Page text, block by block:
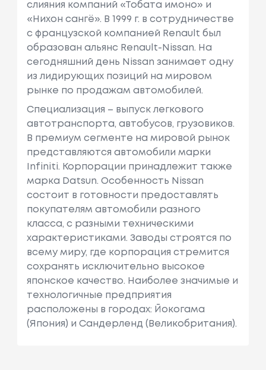
слияния компаний «Тобата имоно» и
«Нихон сангё». В 1999 г. в сотрудничестве
с французcкой компанией Renault был
образован альянс Renault-Nissan. На
сегодняшний день Nissan занимает одну
из лидирующих позиций на мировом
рынке по продажам автомобилей.
Специализация – выпуск легкового
автотранспорта, автобусов, грузовиков.
В премиум сегменте на мировой рынок
представляются автомобили марки
Infiniti. Корпорации принадлежит также
марка Datsun. Особенность Nissan
состоит в готовности предоставлять
покупателям автомобили разного
класса, с разными техническими
характеристиками. Заводы строятся по
всему миру, где корпорация стремится
сохранять исключительно высокое
японское качество. Наиболее значимые и
технологичные предприятия
расположены в городах: Йокогама
(Япония) и Сандерленд (Великобритания).